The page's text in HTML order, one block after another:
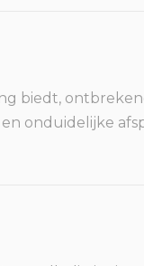
biedt,
onduidelijke